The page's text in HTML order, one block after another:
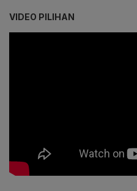
VIDEO PILIHAN